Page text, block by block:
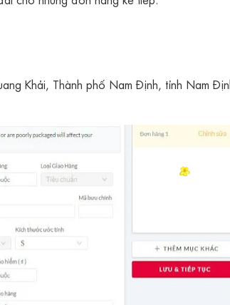
Khải, Thành phố Nam Định, tỉnh Nam